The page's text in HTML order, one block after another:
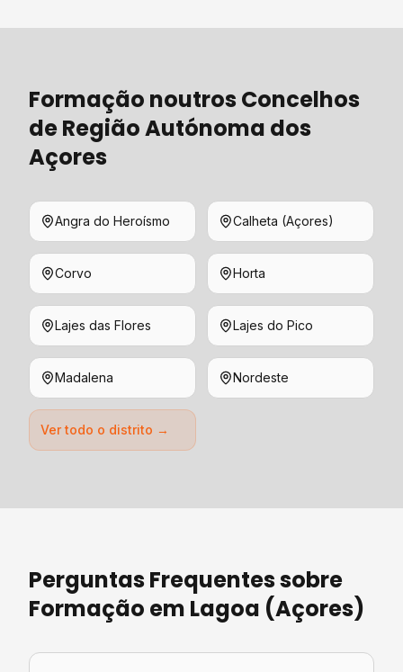
Formação noutros Concelhos
deRegião Autónoma dos
Açores
Angra do Heroísmo Calheta (Açores)
Corvo Horta
Lajes das Flores Lajes do Pico
Madalena Nordeste
Ver todo o distrito →
Perguntas Frequentes sobre
Formação em Lagoa (Açores)